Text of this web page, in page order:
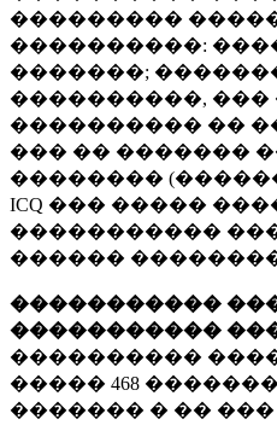
���������
����������:
�������;
����������, ���
���������� ��
��� �� �������
��������
ICQ ��� �����
�����������
������
�����������
�����������
����������
����� 468
������� � ��